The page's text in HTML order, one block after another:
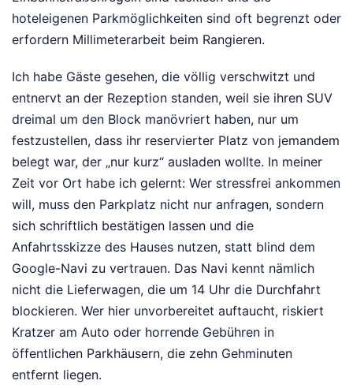
hoteleigenen Parkmöglichkeiten sind oft begrenzt oder
erfordern Millimeterarbeit beim Rangieren.
Ich habe Gäste gesehen, die völlig verschwitzt und
entnervt an der Rezeption standen, weil sie ihren SUV
dreimal um den Block manövriert haben, nur um
festzustellen, dass ihr reservierter Platz von jemandem
belegt war, der „nur kurz“ ausladen wollte. In meiner
Zeit vor Ort habe ich gelernt: Wer stressfrei ankommen
will, muss den Parkplatz nicht nur anfragen, sondern
sich schriftlich bestätigen lassen und die
Anfahrtsskizze des Hauses nutzen, statt blind dem
Google-Navi zu vertrauen. Das Navi kennt nämlich
nicht die Lieferwagen, die um 14 Uhr die Durchfahrt
blockieren. Wer hier unvorbereitet auftaucht, riskiert
Kratzer am Auto oder horrende Gebühren in
öffentlichen Parkhäusern, die zehn Gehminuten
entfernt liegen.